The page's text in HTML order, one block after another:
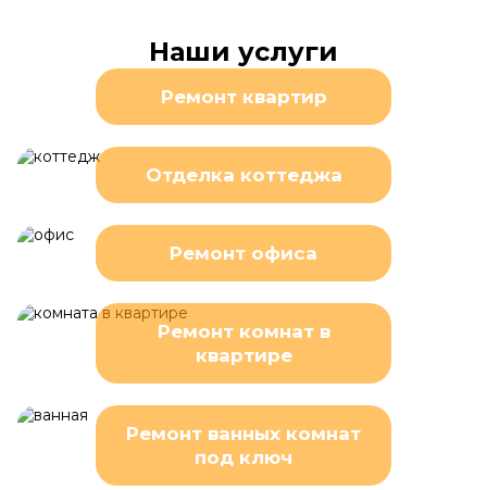
Наши услуги
Ремонт квартир
Отделка коттеджа
Ремонт офиса
Ремонт комнат в
квартире
Ремонт ванных комнат
под ключ